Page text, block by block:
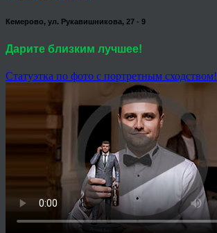
Кемерово, ул. Рукавишникова, 27 - 9
Дарите близким лучшее!
Статуэтка по фото с портретным сходством!